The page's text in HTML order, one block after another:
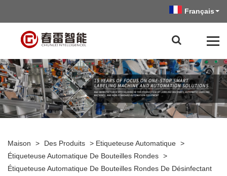
Français
Maison > Des Produits > Etiqueteuse Automatique >
Étiqueteuse Automatique De Bouteilles Rondes >
Étiqueteuse Automatique De Bouteilles Rondes De Désinfectant